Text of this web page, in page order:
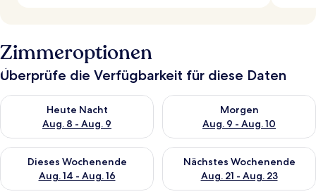
Zimmeroptionen
Überprüfe die Verfügbarkeit für diese Daten
Heute Nacht
Aug. 8 - Aug. 9
Überprüfe die Verfügbarkeit für heute Nacht, Aug. 8 - Aug. 9.
Morgen
Aug. 9 - Aug. 10
Überprüfe die Verfügbarkeit
Dieses Wochenende
Aug. 14 - Aug. 16
Überprüfe die Verfügbarkeit für dieses Wochenende, Aug. 14
Nächstes Wochenende
Aug. 21 - Aug. 23
Überprüfe die Verfügbarkeit